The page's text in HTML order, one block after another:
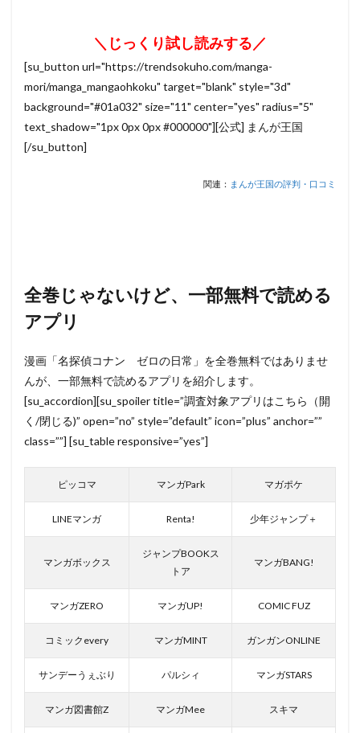
＼じっくり試し読みする／
[su_button url="https://trendsokuho.com/manga-
mori/manga_mangaohkoku" target="blank" style="3d"
background="#01a032" size="11" center="yes" radius="5"
text_shadow="1px 0px 0px #000000"][公式] まんが王国
[/su_button]
関連： まんが王国の評判・口コミ
全巻じゃないけど、一部無料で読める
アプリ
漫画「名探偵コナン ゼロの日常」を全巻無料ではありませ
んが、一部無料で読めるアプリを紹介します。
[su_accordion][su_spoiler title=”調査対象アプリはこちら（開
く/閉じる)” open=”no” style=”default” icon=”plus” anchor=””
class=””] [su_table responsive=”yes”]
ピッコマ マンガPark マガポケ
LINEマンガ Renta! 少年ジャンプ＋
マンガボックス
ジャンプBOOKス
トア
マンガBANG!
マンガZERO マンガUP! COMIC FUZ
コミックevery マンガMINT ガンガンONLINE
サンデーうぇぶり パルシィ マンガSTARS
マンガ図書館Z マンガMee スキマ